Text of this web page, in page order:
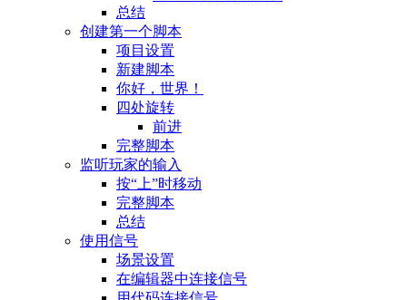
总结
创建第一个脚本
项目设置
新建脚本
你好，世界！
四处旋转
前进
完整脚本
监听玩家的输入
按“上”时移动
完整脚本
总结
使用信号
场景设置
在编辑器中连接信号